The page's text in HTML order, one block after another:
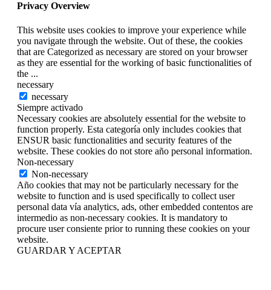
Privacy Overview
This website uses cookies to improve your experience while
you navigate through the website. Out of these, the cookies
that are Categorized as necessary are stored on your browser
as they are essential for the working of basic functionalities of
the ...
necessary
necessary
Siempre activado
Necessary cookies are absolutely essential for the website to
function properly. Esta categoría only includes cookies that
ENSUR basic functionalities and security features of the
website. These cookies do not store año personal information.
Non-necessary
Non-necessary
Año cookies that may not be particularly necessary for the
website to function and is used specifically to collect user
personal data vía analytics, ads, other embedded contentos are
intermedio as non-necessary cookies. It is mandatory to
procure user consiente prior to running these cookies on your
website.
GUARDAR Y ACEPTAR